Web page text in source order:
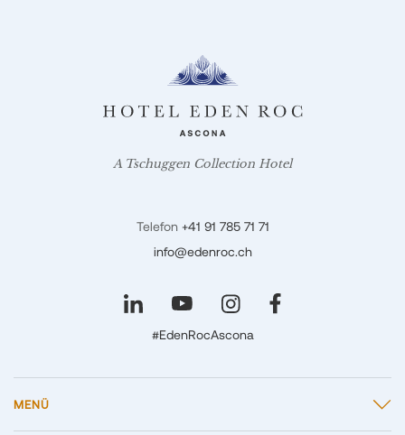
Telefon +41 91 785 71 71
info@edenroc.ch
A Tschuggen Collection Hotel
#EdenRocAscona
MENÜ